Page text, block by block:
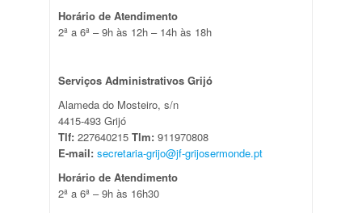
Horário de Atendimento
2ª a 6ª – 9h às 12h – 14h às 18h
Serviços Administrativos Grijó
Alameda do Mosteiro, s/n
4415-493 Grijó
Tlf: 227640215 Tlm: 911970808
E-mail: secretaria-grijo@jf-grijosermonde.pt
Horário de Atendimento
2ª a 6ª – 9h às 16h30